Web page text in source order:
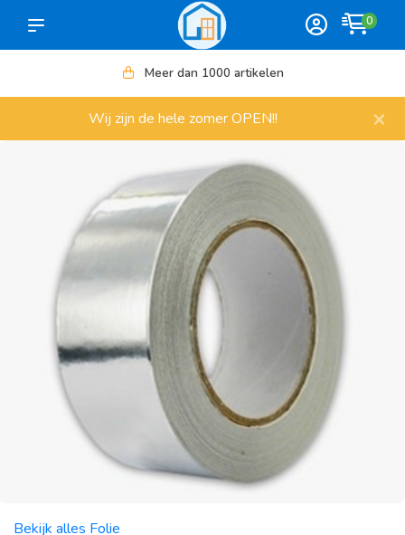
0
Meer dan 1000 artikelen
Wij zijn de hele zomer OPEN!! ×
Bekijk alles Folie